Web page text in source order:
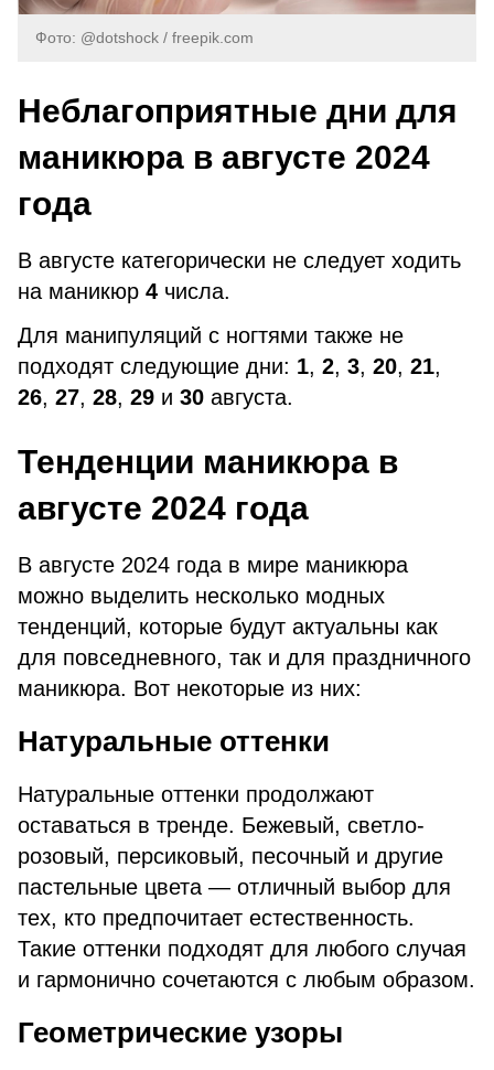
Фото: @dotshock / freepik.com
Неблагоприятные дни для
маникюра в августе 2024
года
В августе категорически не следует ходить
на маникюр 4 числа.
Для манипуляций с ногтями также не
подходят следующие дни: 1, 2, 3, 20, 21,
26, 27, 28, 29 и 30 августа.
Тенденции маникюра в
августе 2024 года
В августе 2024 года в мире маникюра
можно выделить несколько модных
тенденций, которые будут актуальны как
для повседневного, так и для праздничного
маникюра. Вот некоторые из них:
Натуральные оттенки
Натуральные оттенки продолжают
оставаться в тренде. Бежевый, светло-
розовый, персиковый, песочный и другие
пастельные цвета — отличный выбор для
тех, кто предпочитает естественность.
Такие оттенки подходят для любого случая
и гармонично сочетаются с любым образом.
Геометрические узоры